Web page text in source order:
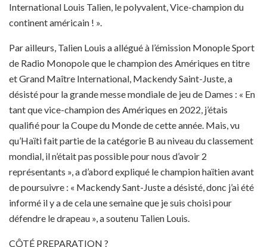
International Louis Talien, le polyvalent, Vice-champion du
continent américain ! ».
Par ailleurs, Talien Louis a allégué à l’émission Monople Sport
de Radio Monopole que le champion des Amériques en titre
et Grand Maître International, Mackendy Saint-Juste, a
désisté pour la grande messe mondiale de jeu de Dames : « En
tant que vice-champion des Amériques en 2022, j’étais
qualifié pour la Coupe du Monde de cette année. Mais, vu
qu’Haïti fait partie de la catégorie B au niveau du classement
mondial, il n’était pas possible pour nous d’avoir 2
représentants », a d’abord expliqué le champion haïtien avant
de poursuivre : « Mackendy Sant-Juste a désisté, donc j’ai été
informé il y a de cela une semaine que je suis choisi pour
défendre le drapeau », a soutenu Talien Louis.
CÔTÉ PREPARATION ?